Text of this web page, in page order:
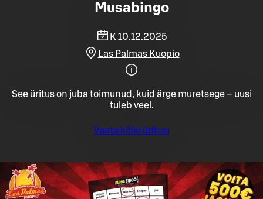
Musabingo
K 10.12.2025
Las Palmas Kuopio
See üritus on juba toimunud, kuid ärge muretsege – uusi
tuleb veel.
Vaata kõiki üritusi